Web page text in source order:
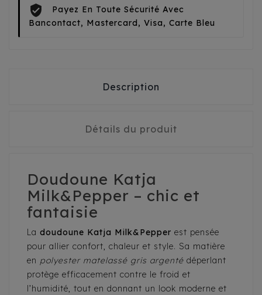
Payez En Toute Sécurité Avec
Bancontact, Mastercard, Visa, Carte Bleu
Description
Détails du produit
Doudoune Katja
Milk&Pepper – chic et
fantaisie
La doudoune Katja Milk&Pepper est pensée
pour allier confort, chaleur et style. Sa matière
en polyester matelassé gris argenté déperlant
protège efficacement contre le froid et
l’humidité, tout en donnant un look moderne et